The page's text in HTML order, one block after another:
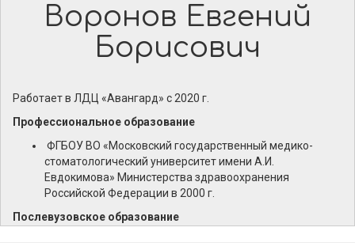
Воронов Евгений
Борисович
Работает в ЛДЦ «Авангард» с 2020 г.
Профессиональное образование
ФГБОУ ВО «Московский государственный медико-
стоматологический университет имени А.И.
Евдокимова» Министерства здравоохранения
Российской Федерации в 2000 г.
Послевузовское образование